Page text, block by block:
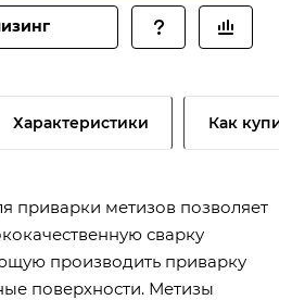
Характеристики Как купить
приварки метизов позволяет
сварку
производить приварку
поверхности. Метизы